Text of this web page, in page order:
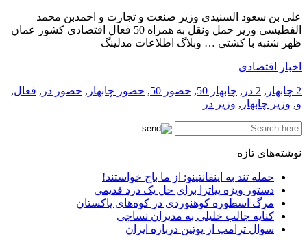
علی بن سعود السنیدی وزیر صنعت و تجارت و احمدبن محمد
الفطیسی وزیر حمل ونقل به همراه 50 فعال اقتصادی کشور عمان
ظهر شنبه با کشتی … وبلاگ اطلاعات مدلینگ
اخبار اقتصادی
2 چابهار , 2 در , چابهار 50 , حضور 50 , حضور چابهار , حضور در , فعال,
و, وزیر چابهار , وزیر در
نوشته‌های تازه
حمله تند به اینفانتینو: از ما باج خواستند!
دستور ویژه پیاتزا برای حل یک درد قدیمی
مرگ اسطوره کوهنوردی در کوه‌های پاکستان
کنایه جالب خلیلی به مدیران نساجی
سوال ترامپ از پوتین درباره ایران